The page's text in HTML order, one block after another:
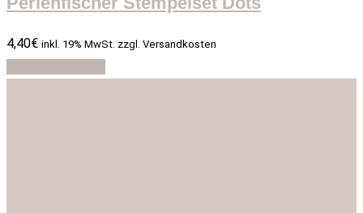
4,40€ inkl. 19% MwSt. zzgl. Versandkosten